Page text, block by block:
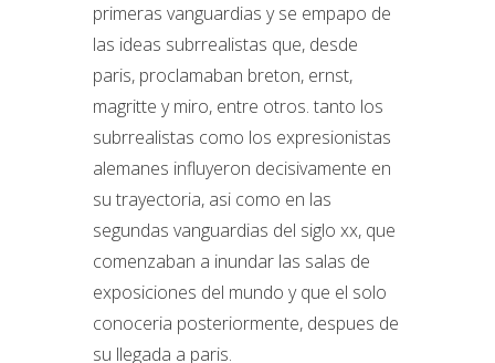
primeras vanguardias y se empapo de
las ideas subrrealistas que, desde
paris, proclamaban breton, ernst,
magritte y miro, entre otros. tanto los
subrrealistas como los expresionistas
alemanes influyeron decisivamente en
su trayectoria, asi como en las
segundas vanguardias del siglo xx, que
comenzaban a inundar las salas de
exposiciones del mundo y que el solo
conoceria posteriormente, despues de
su llegada a paris.